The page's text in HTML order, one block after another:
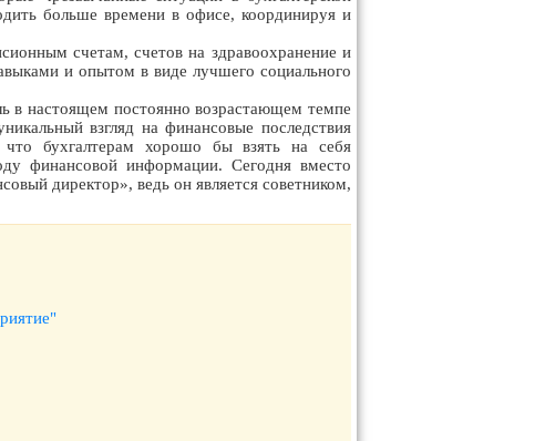
больше времени в офисе, координируя и
счетам, счетов на здравоохранение и
и опытом в виде лучшего социального
в настоящем постоянно возрастающем темпе
взгляд на финансовые последствия
бухгалтерам хорошо бы взять на себя
финансовой информации. Сегодня вместо
директор», ведь он является советником,